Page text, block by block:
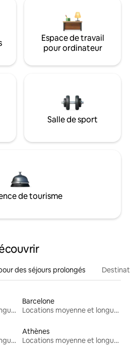
Espace de travail
pour ordinateur
Salle de sport
de tourisme
des séjours prolongés
Locations moyenne et longue durée
Barcelone
Locations moyenne et longue durée
Locations moyenne et longue durée
Athènes
Locations moyenne et longue durée